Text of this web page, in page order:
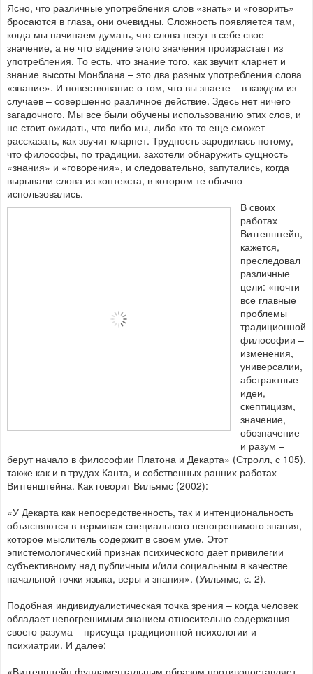
Ясно, что различные употребления слов «знать» и «говорить»
бросаются в глаза, они очевидны. Сложность появляется там,
когда мы начинаем думать, что слова несут в себе свое
значение, а не что видение этого значения произрастает из
употребления. То есть, что знание того, как звучит кларнет и
знание высоты Монблана – это два разных употребления слова
«знание». И повествование о том, что вы знаете – в каждом из
случаев – совершенно различное действие. Здесь нет ничего
загадочного. Мы все были обучены использованию этих слов, и
не стоит ожидать, что либо мы, либо кто-то еще сможет
рассказать, как звучит кларнет. Трудность зародилась потому,
что философы, по традиции, захотели обнаружить сущность
«знания» и «говорения», и следовательно, запутались, когда
вырывали слова из контекста, в котором те обычно
использовались.
В своих
работах
Витгенштейн,
кажется,
преследовал
различные
цели: «почти
все главные
проблемы
традиционной
философии –
изменения,
универсалии,
абстрактные
идеи,
скептицизм,
значение,
обозначение
и разум –
берут начало в философии Платона и Декарта» (Стролл, с 105),
также как и в трудах Канта, и собственных ранних работах
Витгенштейна. Как говорит Вильямс (2002):
«У Декарта как непосредственность, так и интенциональность
объясняются в терминах специального непогрешимого знания,
которое мыслитель содержит в своем уме. Этот
эпистемологический признак психического дает привилегии
субъективному над публичным и/или социальным в качестве
начальной точки языка, веры и знания». (Уильямс, с. 2).
Подобная индивидуалистическая точка зрения – когда человек
обладает непогрешимым знанием относительно содержания
своего разума – присуща традиционной психологии и
психиатрии. И далее:
«Витгенштейн фундаментальным образом противопоставляет